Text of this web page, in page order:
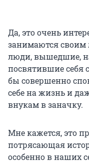
Да, это очень
занимаются
люди, вышедшие,
посвятившие себя
бы совершенно
себе на жизнь и
внукам в заначку.
Мне кажется, это
потрясающая
особенно в наших